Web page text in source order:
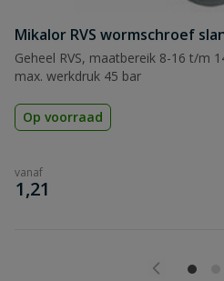
Beoordeling versturen
Mikalor RVS wormschroef
Geheel RVS, maatbereik 8-16 t/m
max. werkdruk 45 bar
Op voorraad
vanaf
€
1,21